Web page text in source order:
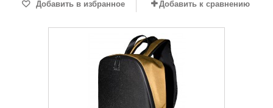
Добавить в избранное Добавить к сравнению